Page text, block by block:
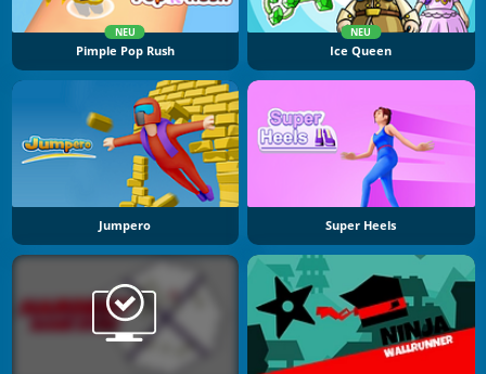
NEU
Pimple Pop Rush
NEU
Ice Queen
Jumpero Super Heels